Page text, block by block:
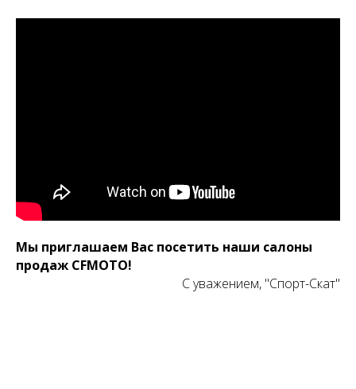
Мы приглашаем Вас посетить наши салоны
продаж CFMOTO!
С уважением, "Спорт-Скат"